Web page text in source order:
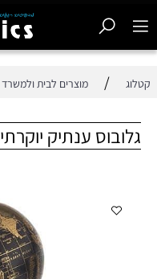
קטלוג / מוצרים לבית ולמשרד
גלובוס ענתיק יוקרתי